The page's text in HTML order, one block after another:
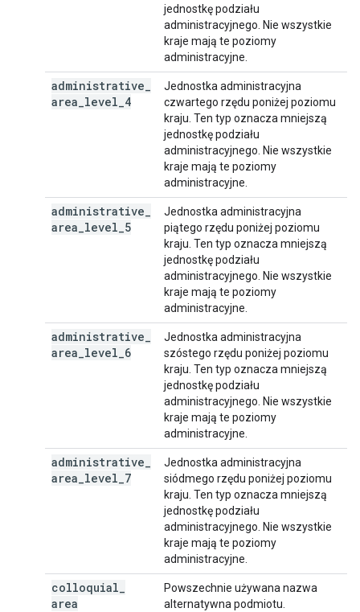
jednostkę podziału
administracyjnego. Nie wszystkie
kraje mają te poziomy
administracyjne.
administrative
area level 4
Jednostka administracyjna
czwartego rzędu poniżej poziomu
kraju. Ten typ oznacza mniejszą
jednostkę podziału
administracyjnego. Nie wszystkie
kraje mają te poziomy
administracyjne.
administrative
area level 5
Jednostka administracyjna
piątego rzędu poniżej poziomu
kraju. Ten typ oznacza mniejszą
jednostkę podziału
administracyjnego. Nie wszystkie
kraje mają te poziomy
administracyjne.
administrative
area level 6
Jednostka administracyjna
szóstego rzędu poniżej poziomu
kraju. Ten typ oznacza mniejszą
jednostkę podziału
administracyjnego. Nie wszystkie
kraje mają te poziomy
administracyjne.
administrative
area level 7
Jednostka administracyjna
siódmego rzędu poniżej poziomu
kraju. Ten typ oznacza mniejszą
jednostkę podziału
administracyjnego. Nie wszystkie
kraje mają te poziomy
administracyjne.
colloquial
area
Powszechnie używana nazwa
alternatywna podmiotu.